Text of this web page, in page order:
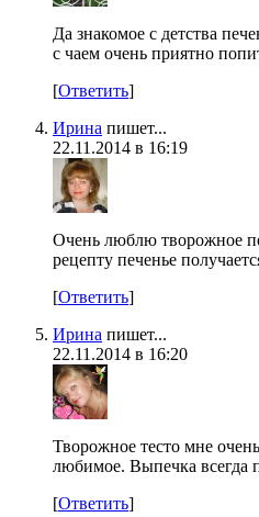
Да знакомое с детства
с чаем очень приятно
[Ответить]
Ирина пишет...
22.11.2014 в 16:19
Очень люблю творожное
рецепту печенье
[Ответить]
Ирина пишет...
22.11.2014 в 16:20
Творожное тесто мне
любимое. Выпечка всегда
[Ответить]